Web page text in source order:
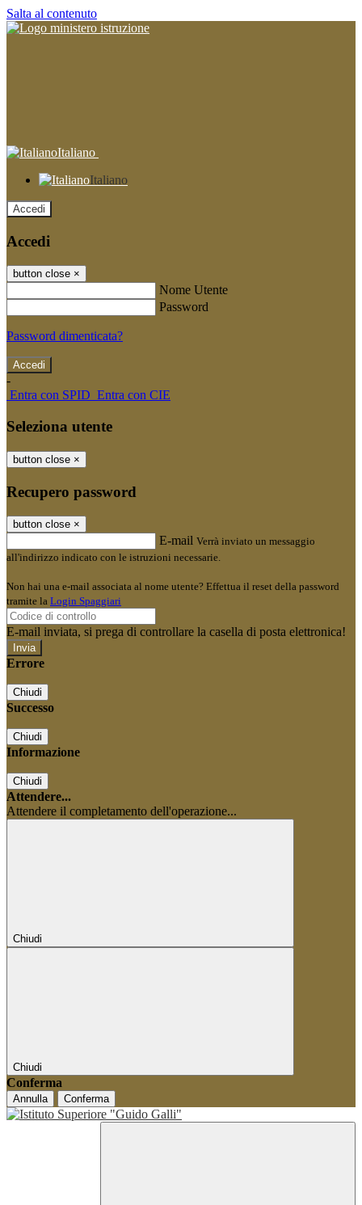
Salta al contenuto
Italiano
Italiano
Accedi
Accedi
button close ×
Nome Utente
Password
Password dimenticata?
-
Entra con SPID Entra con CIE
Seleziona utente
button close ×
Recupero password
button close ×
E-mail Verrà inviato un messaggio
all'indirizzo indicato con le istruzioni necessarie.
Non hai una e-mail associata al nome utente? Effettua il reset della password
tramite la Login Spaggiari
E-mail inviata, si prega di controllare la casella di posta elettronica!
Errore
Chiudi
Successo
Chiudi
Informazione
Chiudi
Attendere...
Attendere il completamento dell'operazione...
Chiudi
Chiudi
Conferma
Annulla Conferma